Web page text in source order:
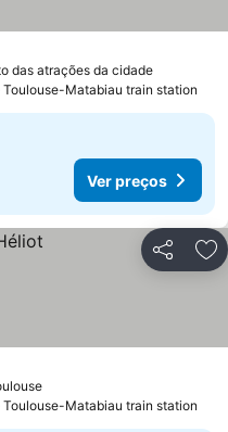
das atrações da cidade
Toulouse-Matabiau train station
Ver preços
Partilhar
Toulouse-Matabiau train station